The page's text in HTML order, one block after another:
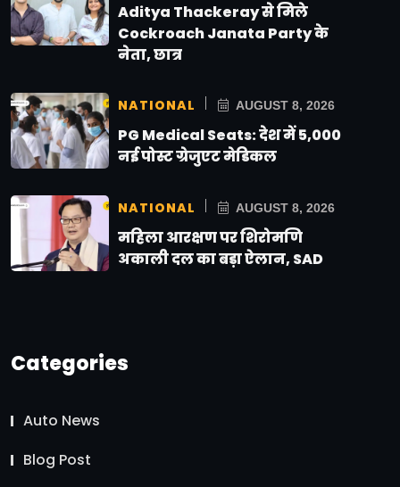
Aditya Thackeray से मिले
Cockroach Janata Party के
नेता, छात्र
NATIONAL AUGUST 8, 2026
PG Medical Seats: देश में 5,000
नई पोस्ट ग्रेजुएट मेडिकल
NATIONAL AUGUST 8, 2026
महिला आरक्षण पर शिरोमणि
अकाली दल का बड़ा ऐलान, SAD
Categories
Auto News
Blog Post